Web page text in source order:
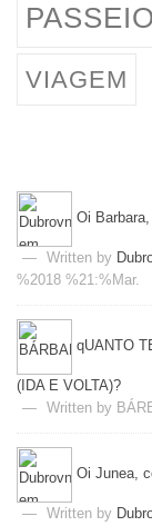
PASSEIO
VIAGEM
Oi
— Written by
%2018 %21:%Mar.
qUANTO
(IDA E VOLTA)?
— Written by
Oi Junea,
— Written by